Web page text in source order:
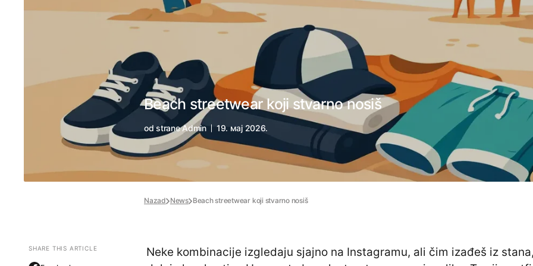
Beach streetwear koji stvarno nosiš
od straneAdmin 19. мај 2026.
Nazad News Beach streetwear koji stvarno nosiš
SHARE THIS ARTICLE
Neke kombinacije izgledaju sjajno na Instagramu, ali čim izađeš iz